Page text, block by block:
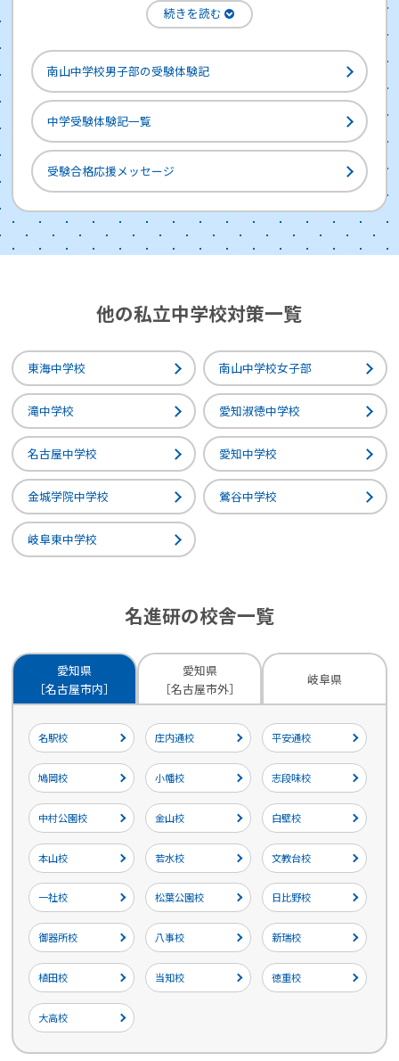
南山中学校男子部の受験体験記
中学受験体験記一覧
受験合格応援メッセージ
他の私立中学校対策一覧
東海中学校 南山中学校女子部
滝中学校 愛知淑徳中学校
名古屋中学校 愛知中学校
金城学院中学校 鶯谷中学校
岐阜東中学校
名進研の校舎一覧
愛知県
［名古屋市内］
愛知県
［名古屋市外］
岐阜県
名駅校 庄内通校 平安通校
鳩岡校 小幡校 志段味校
中村公園校 金山校 白壁校
本山校 若水校 文教台校
一社校 松葉公園校 日比野校
御器所校 八事校 新瑞校
植田校 当知校 徳重校
大高校